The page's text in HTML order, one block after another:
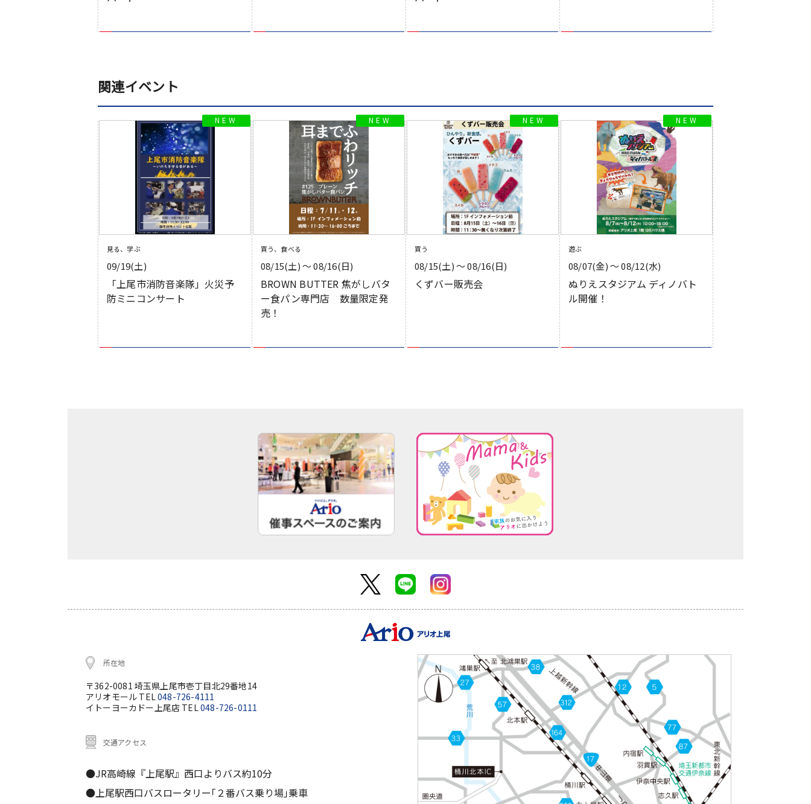
関連イベント
見る、学ぶ
09/19(土)
「上尾市消防音楽隊」火災予
防ミニコンサート
買う、食べる
08/15(土) 〜 08/16(日)
BROWN BUTTER 焦がしバタ
ー食パン専門店 数量限定発
売！
買う
08/15(土) 〜 08/16(日)
くずバー販売会
遊ぶ
08/07(金) 〜 08/12(水)
ぬりえスタジアム ディノバト
ル開催！
所在地
〒362-0081 埼玉県上尾市壱丁目北29番地14
アリオモール TEL048-726-4111
イトーヨーカドー上尾店 TEL048-726-0111
交通アクセス
●JR高崎線『上尾駅』西口よりバス約10分
●上尾駅西口バスロータリー｢２番バス乗り場｣乗車